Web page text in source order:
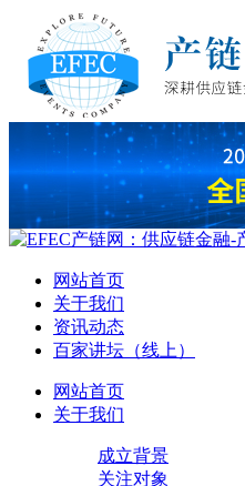
网站首页
关于我们
资讯动态
百家讲坛（线上）
网站首页
关于我们
成立背景
关注对象